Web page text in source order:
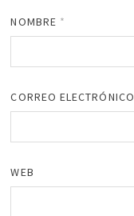
NOMBRE *
CORREO ELECTRÓNICO
WEB